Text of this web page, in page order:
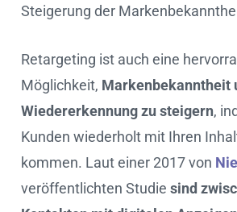
Steigerung der
Retargeting ist auch eine
Möglichkeit, Markenbekanntheit
Wiedererkennung zu steigern,
Kunden wiederholt mit Ihren
kommen. Laut einer 2017 von
veröffentlichten Studie sind